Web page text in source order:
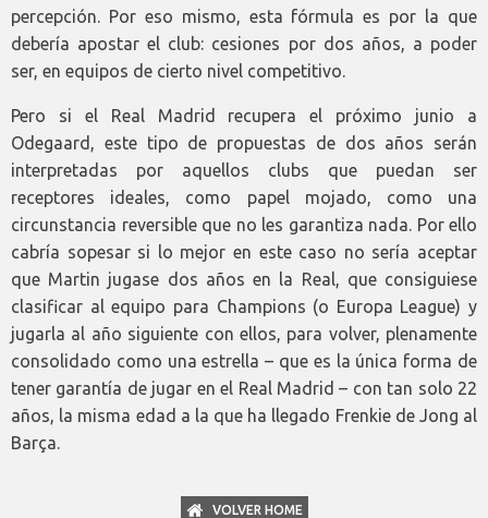
percepción. Por eso mismo, esta fórmula es por la que
debería apostar el club: cesiones por dos años, a poder
ser, en equipos de cierto nivel competitivo.
Pero si el Real Madrid recupera el próximo junio a
Odegaard, este tipo de propuestas de dos años serán
interpretadas por aquellos clubs que puedan ser
receptores ideales, como papel mojado, como una
circunstancia reversible que no les garantiza nada. Por ello
cabría sopesar si lo mejor en este caso no sería aceptar
que Martin jugase dos años en la Real, que consiguiese
clasificar al equipo para Champions (o Europa League) y
jugarla al año siguiente con ellos, para volver, plenamente
consolidado como una estrella – que es la única forma de
tener garantía de jugar en el Real Madrid – con tan solo 22
años, la misma edad a la que ha llegado Frenkie de Jong al
Barça.
VOLVER HOME